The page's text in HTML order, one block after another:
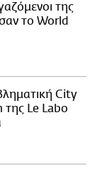
της
το World
City
Le Labo